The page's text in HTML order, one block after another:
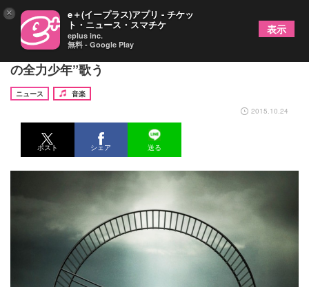
スキマスイッチ、ビル屋上で“今の僕らバージョン
の全力少年”歌う
ニュース
音楽
2015.10.24
ポスト シェア 送る
× e＋(イープラス)アプリ - チケッ
ト・ニュース・スマチケ
eplus inc.
無料 - Google Play
表示